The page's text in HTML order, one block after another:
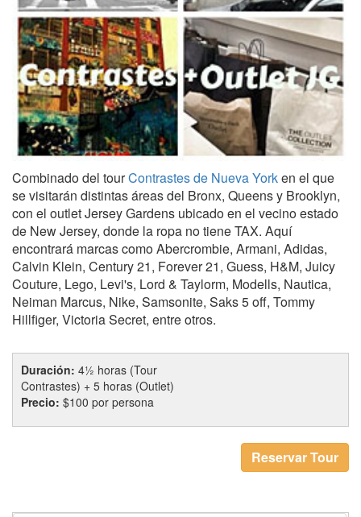
Combinado del tourContrastes de Nueva Yorken el que
se visitarán distintas áreas del Bronx, Queens y Brooklyn,
con el outlet Jersey Gardens ubicado en el vecino estado
de New Jersey, donde la ropa no tiene TAX. Aquí
encontrará marcas como Abercrombie, Armani, Adidas,
Calvin Klein, Century 21, Forever 21, Guess, H&M, Juicy
Couture, Lego, Levi's, Lord & Taylorm, Modells, Nautica,
Neiman Marcus, Nike, Samsonite, Saks 5 off, Tommy
Hillfiger, Victoria Secret, entre otros.
Duración: 4½ horas (Tour
Contrastes) + 5 horas (Outlet)
Precio: $100 por persona
Reservar Tour